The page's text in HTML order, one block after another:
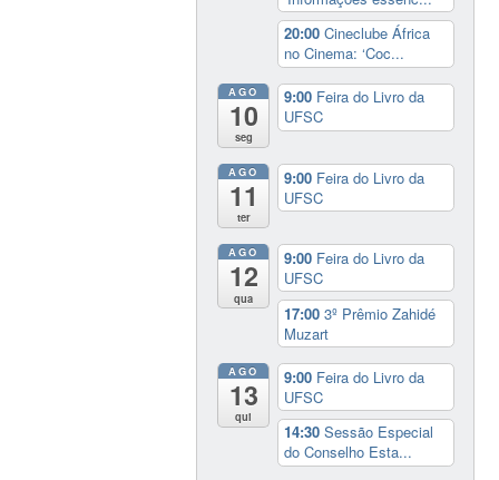
20:00Cineclube África
no Cinema: ‘Coc...
AGO
10
seg
9:00 Feira do Livro da
UFSC
AGO
11
ter
9:00 Feira do Livro da
UFSC
AGO
12
qua
9:00 Feira do Livro da
UFSC
17:003º Prêmio Zahidé
Muzart
AGO
13
qui
9:00 Feira do Livro da
UFSC
14:30Sessão Especial
do Conselho Esta...